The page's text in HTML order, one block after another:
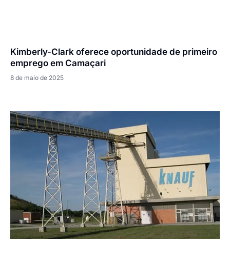
Kimberly-Clark oferece oportunidade de primeiro
emprego em Camaçari
8 de maio de 2025